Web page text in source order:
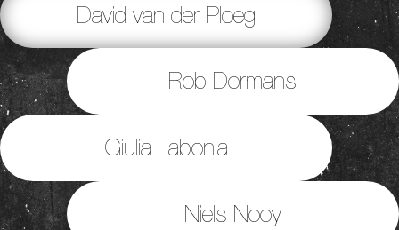
David van der Ploeg
Rob Dormans
Giulia Labonia
Niels Nooy